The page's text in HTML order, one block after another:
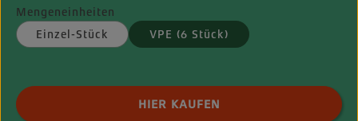
Mengeneinheiten
Einzel-Stück
VPE (6 Stück)
Produkt Anzahl: Gib den gewünschten
HIER KAUFEN